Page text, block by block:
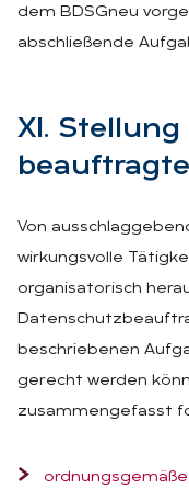
dem BDSGneu
abschließende
XI.
Von
wirkungsvolle
organisatorisch
beschriebenen
gerecht werden
zusammengefasst